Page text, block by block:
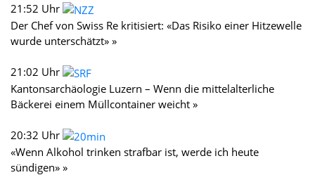
21:52 Uhr
Der Chef von Swiss Re kritisiert: «Das Risiko einer Hitzewelle
wurde unterschätzt» »
21:02 Uhr
Kantonsarchäologie Luzern – Wenn die mittelalterliche
Bäckerei einem Müllcontainer weicht »
20:32 Uhr
«Wenn Alkohol trinken strafbar ist, werde ich heute
sündigen» »